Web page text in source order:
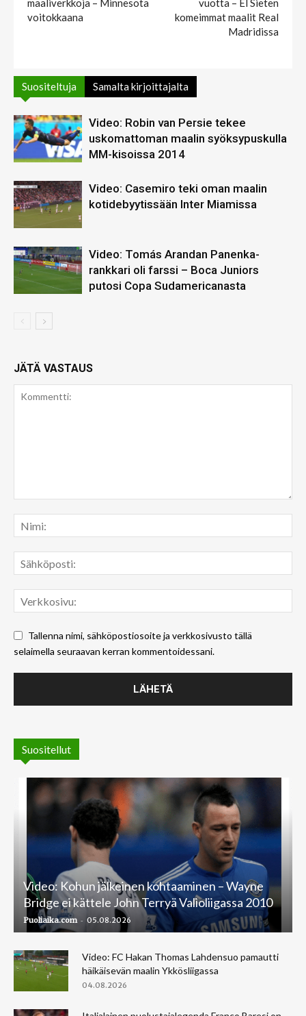
maaliverkkoja – Minnesota
voitokkaana
vuotta – El Sieten
komeimmat maalit Real
Madridissa
Suositeltuja Samalta kirjoittajalta
Video: Robin van Persie tekee
uskomattoman maalin syöksypuskulla
MM-kisoissa 2014
Video: Casemiro teki oman maalin
kotidebyytissään Inter Miamissa
Video: Tomás Arandan Panenka-
rankkari oli farssi – Boca Juniors
putosi Copa Sudamericanasta
JÄTÄ VASTAUS
Tallenna nimi, sähköpostiosoite ja verkkosivusto tällä
selaimella seuraavan kerran kommentoidessani.
Suositellut
Video: Kohun jälkeinen kohtaaminen – Wayne
Bridge ei kättele John Terryä Valioliigassa 2010
Puoliaika.com - 05.08.2026
Video: FC Hakan Thomas Lahdensuo pamautti
häikäisevän maalin Ykkösliigassa
04.08.2026